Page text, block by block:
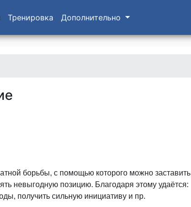
Тренировка Дополнительно
борьбы, с помощью которого можно заставить
невыгодную позицию. Благодаря этому удаётся:
получить сильную инициативу и пр.